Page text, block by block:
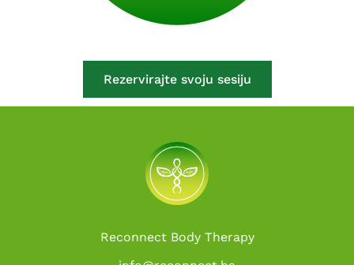
Rezervirajte svoju sesiju
Reconnect Body Therapy